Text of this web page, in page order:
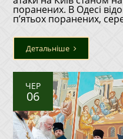
поранених. В Одесі
п’ятьох поранених,
Детальніше
ЧЕР
06